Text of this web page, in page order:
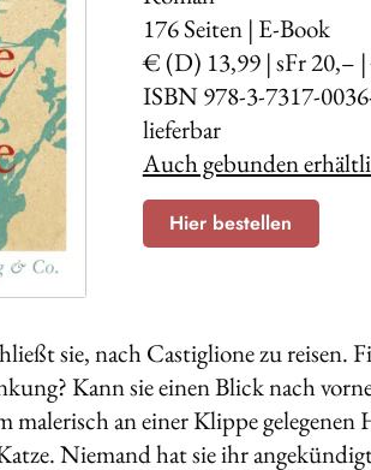
176Seiten | E-Book
€ (D) 13,99 | sFr 20,–
ISBN 978-3-7317-
lieferbar
Auch gebunden
Hier bestellen
sie, nach Castiglione zu reisen.
Kann sie einen Blick nach
an einer Klippe gelegenen
Niemand hat sie ihr